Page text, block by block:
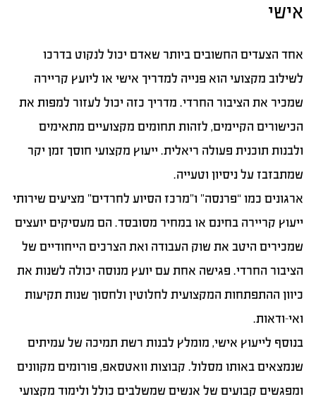
אישי
אחד הצעדים החשובים ביותר שאדם יכול לנקוט בדרכו
לשילוב מקצועי הוא פנייה למדריך אישי או ליועץ קריירה
שמכיר את הציבור החרדי. מדריך כזה יכול לעזור למפות את
הכישורים הקיימים, לזהות תחומים מקצועיים מתאימים
ולבנות תוכנית פעולה ריאלית. ייעוץ מקצועי חוסך זמן יקר
שמתבזבז על ניסיון וטעייה.
ארגונים כמו “פרנסה” ו”מרכז הסיוע לחרדים” מציעים שירותי
ייעוץ קריירה בחינם או במחיר מסובסד. הם מעסיקים יועצים
שמכירים היטב את שוק העבודה ואת הצרכים הייחודיים של
הציבור החרדי. פגישה אחת עם יועץ מנוסה יכולה לשנות את
כיוון ההתפתחות המקצועית לחלוטין ולחסוך שנות תקיעות
ואי-ודאות.
בנוסף לייעוץ אישי, מומלץ לבנות רשת תמיכה של עמיתים
שנמצאים באותו מסלול. קבוצות וואטסאפ, פורומים מקוונים
ומפגשים קבועים של אנשים שמשלבים כולל ולימוד מקצועי